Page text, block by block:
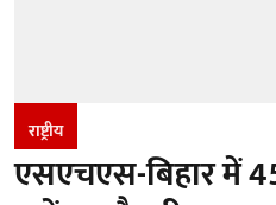
राष्ट्रीय
एसएचएस-बिहार में